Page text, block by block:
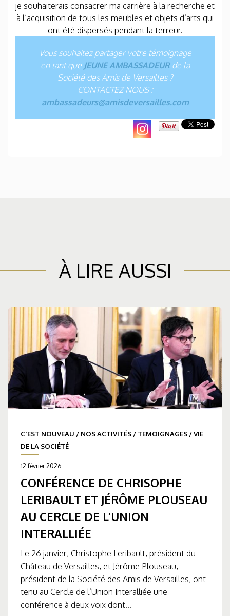
je souhaiterais consacrer ma carrière à la recherche et
à l’acquisition de tous les meubles et objets d’arts qui
ont été dispersés pendant la terreur.
Vous souhaitez partager votre témoignage
en tant queJEUNE AMBASSADEUR de la
Société des Amis de Versailles ?
CONTACTEZ NOUS :
ambassadeurs@amisdeversailles.com
À LIRE AUSSI
C'EST NOUVEAU / NOS ACTIVITÉS / TEMOIGNAGES /VIE
DE LA SOCIÉTÉ
12 février 2026
CONFÉRENCE DE CHRISOPHE
LERIBAULT ET JÉRÔME PLOUSEAU
AU CERCLE DE L’UNION
INTERALLIÉE
Le 26 janvier, Christophe Leribault, président du
Château de Versailles, et Jérôme Plouseau,
président de la Société des Amis de Versailles, ont
tenu au Cercle de l’Union Interalliée une
conférence à deux voix dont...